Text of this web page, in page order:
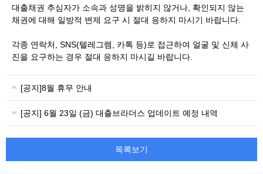
대출채권 추심자가 소속과 성명을 밝히지 않거나, 확인되지 않는
채권에 대해 일방적 변제 요구 시 절대 응하지 마시기 바랍니다.
각종 연락처, SNS(텔레그렘, 카톡 등)로 접근하여 얼굴 및 신체 사
진을 요구하는 경우 절대 응하지 마시길 바랍니다.
[공지]8월 휴무 안내
[공지] 6월 23일 (금) 대출브라더스 업데이트 예정 내역
목록보기